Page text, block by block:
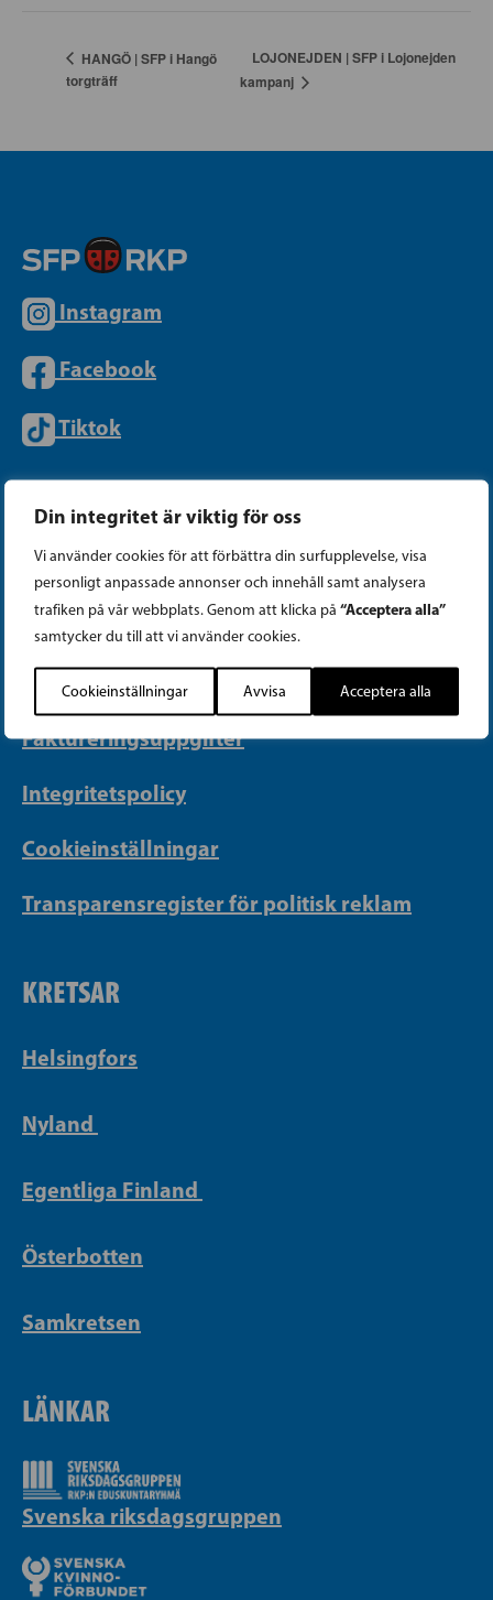
Din integritet är viktig för oss
Vi använder cookies för att förbättra din surfupplevelse, visa
personligt anpassade annonser och innehåll samt analysera
trafiken på vår webbplats. Genom att klicka på “Acceptera alla”
samtycker du till att vi använder cookies.
Cookieinställningar Avvisa Acceptera alla
HANGÖ | SFP i Hangö
torgträff
LOJONEJDEN | SFP i Lojonejden
kampanj
Instagram
Facebook
Tiktok
PARTIKANSLIET
Telefon (09) 693 070
PB 430, 00101 Helsingfors
Georgsgatan 27, 00100 Helsingfors
info@sfp.fi
Faktureringsuppgifter
Integritetspolicy
Cookieinställningar
Transparensregister för politisk reklam
KRETSAR
Helsingfors
Nyland
Egentliga Finland
Österbotten
Samkretsen
LÄNKAR
Svenska riksdagsgruppen